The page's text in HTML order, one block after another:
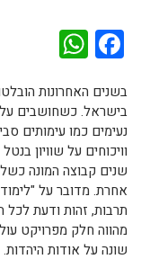
בשנים האחרונות
בישראל. כשחושבים
נעימים כמו עימותים
וויכוחים על שוויון
שנים קבוצה המונה
אחרת. מדובר על
תרבות, זהות ודעת לכל
שונה על אודות היהדות.